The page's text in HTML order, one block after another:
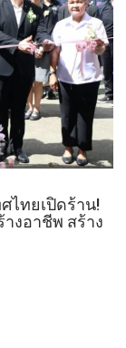
ไทยเปิดร้าน!
งอาชีพ สร้าง